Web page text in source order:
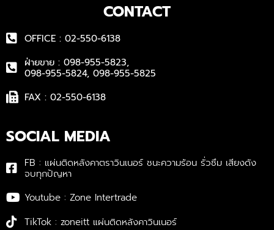
CONTACT
OFFICE : 02-550-6138
ฝ่ายขาย : 098-955-5823,
098-955-5824, 098-955-5825
FAX : 02-550-6138
SOCIAL MEDIA
FB : แผ่นติดหลังคาตราวินเนอร์ ชนะความร้อน รั่วซึม เสียงดัง
จบทุกปัญหา
Youtube : Zone Intertrade
TikTok : zoneitt แผ่นติดหลังคาวินเนอร์